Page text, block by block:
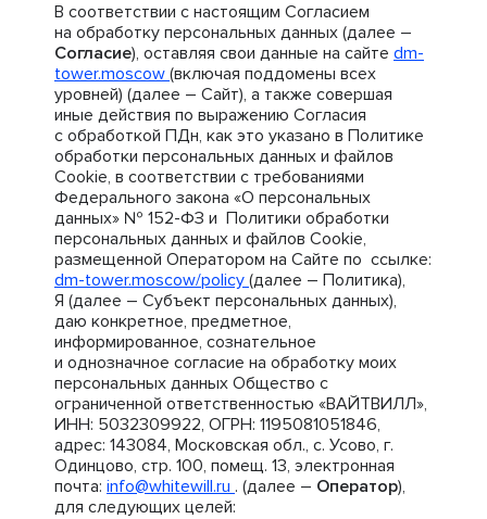
В соответствии с настоящим Согласием
на обработку персональных данных (далее –
Согласие), оставляя свои данные на сайте dm-
tower.moscow (включая поддомены всех
уровней) (далее – Сайт), а также совершая
иные действия по выражению Согласия
с обработкой ПДн, как это указано в Политике
обработки персональных данных и файлов
Cookie, в соответствии с требованиями
Федерального закона «О персональных
данных» № 152-ФЗ и Политики обработки
персональных данных и файлов Cookie,
размещенной Оператором на Сайте по ссылке:
dm-tower.moscow/policy (далее – Политика),
Я (далее – Субъект персональных данных),
даю конкретное, предметное,
информированное, сознательное
и однозначное согласие на обработку моих
персональных данных Общество с
ограниченной ответственностью «ВАЙТВИЛЛ»,
ИНН: 5032309922, ОГРН: 1195081051846,
адрес: 143084, Московская обл., с. Усово, г.
Одинцово, стр. 100, помещ. 13, электронная
почта: info@whitewill.ru . (далее – Оператор),
для следующих целей: